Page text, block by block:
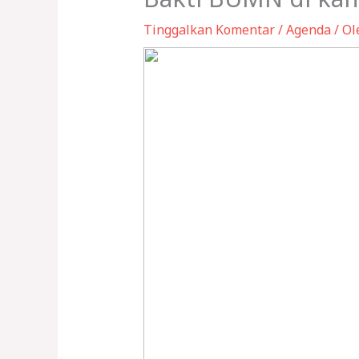
Tinggalkan Komentar/Agenda /